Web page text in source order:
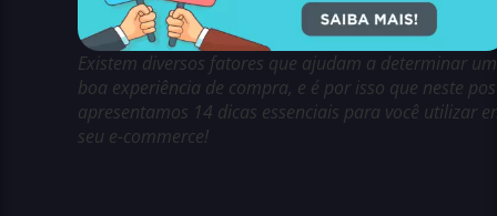
Existem diversos fatores que ajudam a determinar
boa experiência de compra, e é por isso que neste
apresentamos 14 dicas essenciais para você utilizar
seu e-commerce!